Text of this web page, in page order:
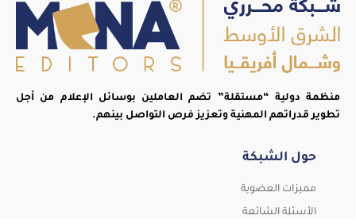
منظمة دولية “مستقلة” تضم العاملين بوسائل الإعلام من أجل
تطوير قدراتهم المهنية وتعزيز فرص التواصل بينهم.
حول الشبكة
مميزات العضوية
الأسئلة الشائعة